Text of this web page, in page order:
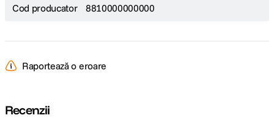
Cod producator 8810000000000
Raportează o eroare
Recenzii